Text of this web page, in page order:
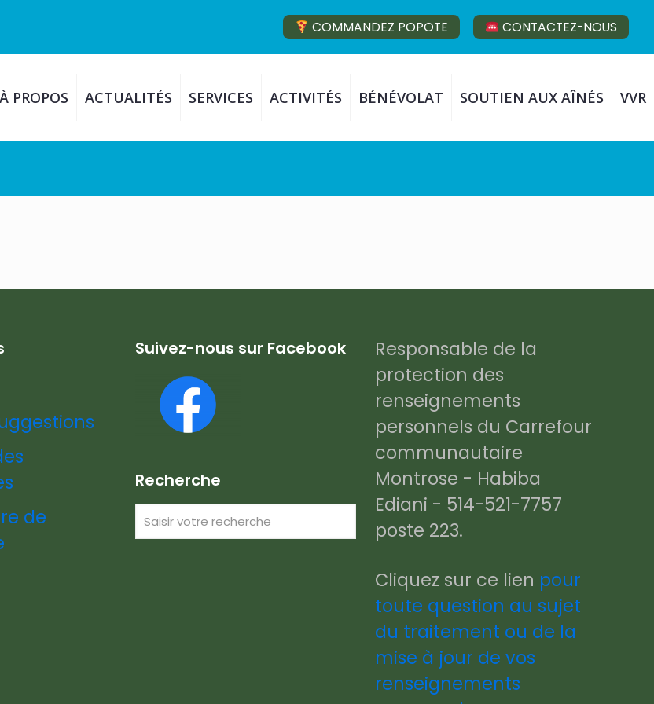
COMMANDEZ POPOTE CONTACTEZ-NOUS
À PROPOS ACTUALITÉS SERVICES ACTIVITÉS BÉNÉVOLAT SOUTIEN AUX AÎNÉS VVR
de
Suivez-nous sur Facebook
Recherche
Responsable de la
protection des
renseignements
personnels du Carrefour
communautaire
Montrose - Habiba
Ediani - 514-521-7757
poste 223.
Cliquez sur ce lien pour
toute question au sujet
du traitement ou de la
mise à jour de vos
renseignements